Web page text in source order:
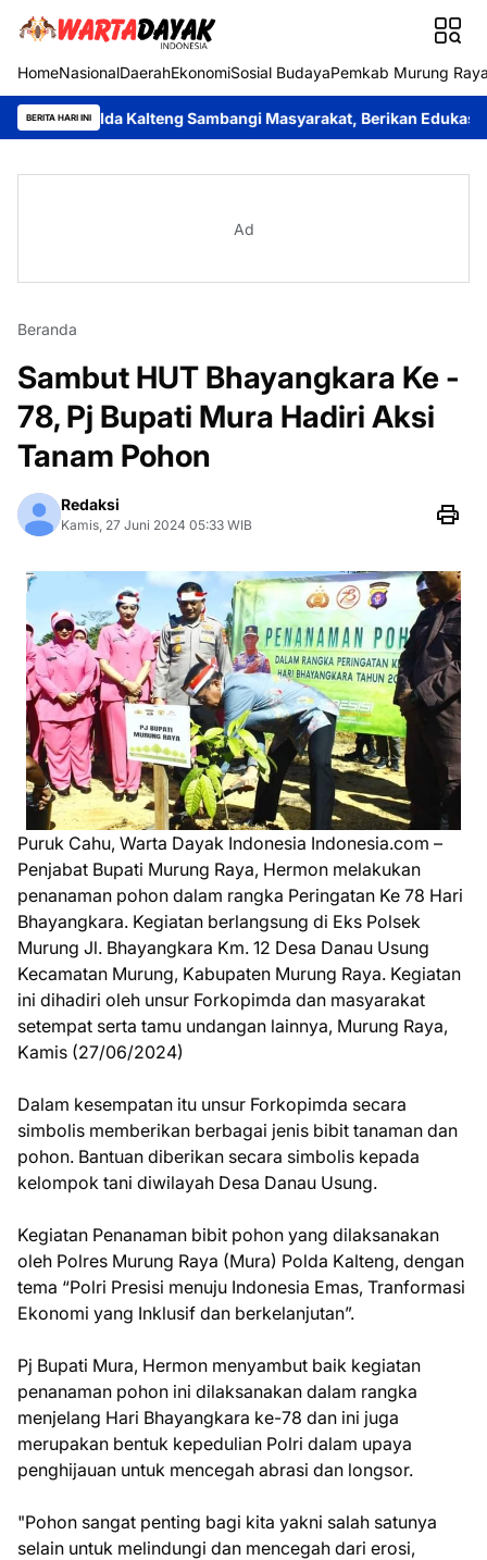
HomeNasionalDaerahEkonomiSosial BudayaPemkab Murung
BERITA HARI INI
Kalteng Sambangi Masyarakat, Berikan Edukasi tentang
Ad
Beranda
Sambut HUT Bhayangkara Ke -
78, Pj Bupati Mura Hadiri Aksi
Tanam Pohon
Redaksi
Kamis, 27 Juni 2024 05:33 WIB
Puruk Cahu, Warta Dayak Indonesia Indonesia.com –
Penjabat Bupati Murung Raya, Hermon melakukan
penanaman pohon dalam rangka Peringatan Ke 78 Hari
Bhayangkara. Kegiatan berlangsung di Eks Polsek
Murung Jl. Bhayangkara Km. 12 Desa Danau Usung
Kecamatan Murung, Kabupaten Murung Raya. Kegiatan
ini dihadiri oleh unsur Forkopimda dan masyarakat
setempat serta tamu undangan lainnya, Murung Raya,
Kamis (27/06/2024)
Dalam kesempatan itu unsur Forkopimda secara
simbolis memberikan berbagai jenis bibit tanaman dan
pohon. Bantuan diberikan secara simbolis kepada
kelompok tani diwilayah Desa Danau Usung.
Kegiatan Penanaman bibit pohon yang dilaksanakan
oleh Polres Murung Raya (Mura) Polda Kalteng, dengan
tema “Polri Presisi menuju Indonesia Emas, Tranformasi
Ekonomi yang Inklusif dan berkelanjutan”.
Pj Bupati Mura, Hermon menyambut baik kegiatan
penanaman pohon ini dilaksanakan dalam rangka
menjelang Hari Bhayangkara ke-78 dan ini juga
merupakan bentuk kepedulian Polri dalam upaya
penghijauan untuk mencegah abrasi dan longsor.
"Pohon sangat penting bagi kita yakni salah satunya
selain untuk melindungi dan mencegah dari erosi,